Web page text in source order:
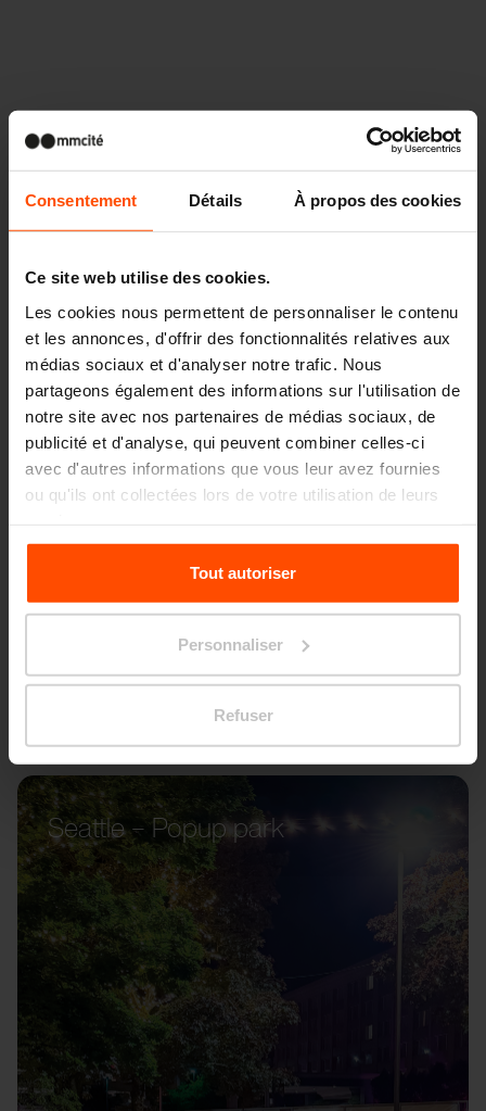
Consentement Détails À propos des cookies
Ce site web utilise des cookies.
Les cookies nous permettent de personnaliser le contenu
et les annonces, d'offrir des fonctionnalités relatives aux
médias sociaux et d'analyser notre trafic. Nous
partageons également des informations sur l'utilisation de
notre site avec nos partenaires de médias sociaux, de
publicité et d'analyse, qui peuvent combiner celles-ci
avec d'autres informations que vous leur avez fournies
ou qu'ils ont collectées lors de votre utilisation de leurs
Pour plus d'informations, veuillez consulter le
sitePrinciples Relating to the Processing Personal
Tout autoriser
Personnaliser
Refuser
Autres projets
Seattle – Popup park